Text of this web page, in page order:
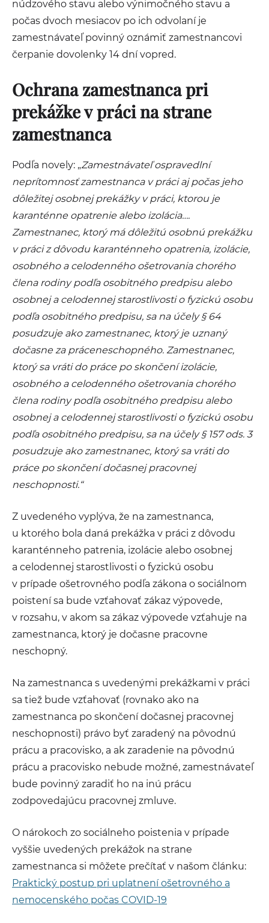
núdzového stavu alebo výnimočného stavu a
počas dvoch mesiacov po ich odvolaní je
zamestnávateľ povinný oznámiť zamestnancovi
čerpanie dovolenky 14 dní vopred.
Ochrana zamestnanca pri
prekážke v práci na strane
zamestnanca
Podľa novely: „Zamestnávateľ ospravedlní
neprítomnosť zamestnanca v práci aj počas jeho
dôležitej osobnej prekážky v práci, ktorou je
karanténne opatrenie alebo izolácia….
Zamestnanec, ktorý má dôležitú osobnú prekážku
v práci z dôvodu karanténneho opatrenia, izolácie,
osobného a celodenného ošetrovania chorého
člena rodiny podľa osobitného predpisu alebo
osobnej a celodennej starostlivosti o fyzickú osobu
podľa osobitného predpisu, sa na účely § 64
posudzuje ako zamestnanec, ktorý je uznaný
dočasne za práceneschopného. Zamestnanec,
ktorý sa vráti do práce po skončení izolácie,
osobného a celodenného ošetrovania chorého
člena rodiny podľa osobitného predpisu alebo
osobnej a celodennej starostlivosti o fyzickú osobu
podľa osobitného predpisu, sa na účely § 157 ods. 3
posudzuje ako zamestnanec, ktorý sa vráti do
práce po skončení dočasnej pracovnej
neschopnosti.“
Z uvedeného vyplýva, že na zamestnanca,
u ktorého bola daná prekážka v práci z dôvodu
karanténneho patrenia, izolácie alebo osobnej
a celodennej starostlivosti o fyzickú osobu
v prípade ošetrovného podľa zákona o sociálnom
poistení sa bude vzťahovať zákaz výpovede,
v rozsahu, v akom sa zákaz výpovede vzťahuje na
zamestnanca, ktorý je dočasne pracovne
neschopný.
Na zamestnanca s uvedenými prekážkami v práci
sa tiež bude vzťahovať (rovnako ako na
zamestnanca po skončení dočasnej pracovnej
neschopnosti) právo byť zaradený na pôvodnú
prácu a pracovisko, a ak zaradenie na pôvodnú
prácu a pracovisko nebude možné, zamestnávateľ
bude povinný zaradiť ho na inú prácu
zodpovedajúcu pracovnej zmluve.
O nárokoch zo sociálneho poistenia v prípade
vyššie uvedených prekážok na strane
zamestnanca si môžete prečítať v našom článku:
Praktický postup pri uplatnení ošetrovného a
nemocenského počas COVID-19